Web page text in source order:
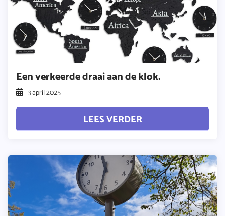
Een verkeerde draai aan de klok.
3 april 2025
LEES VERDER